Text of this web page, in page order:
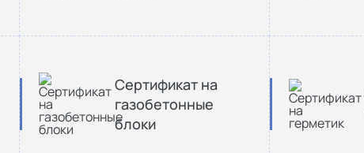
Сертификат на
газобетонные
блоки